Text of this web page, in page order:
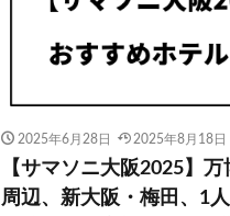
2025年6月28日 2025年8月18日
【サマソニ大阪2025】
周辺、新大阪・梅田、1